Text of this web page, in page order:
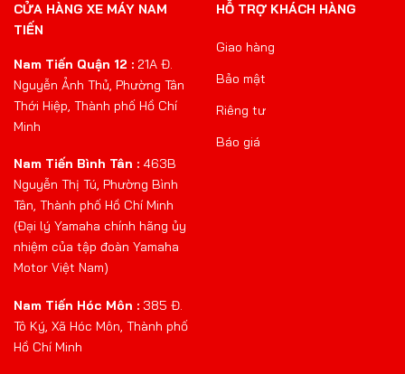
CỬA HÀNG XE MÁY NAM
TIẾN
Nam Tiến Quận 12 : 21A Đ.
Nguyễn Ảnh Thủ, Phường Tân
Thới Hiệp, Thành phố Hồ Chí
Minh
Nam Tiến Bình Tân : 463B
Nguyễn Thị Tú, Phường Bình
Tân, Thành phố Hồ Chí Minh
(Đại lý Yamaha chính hãng ủy
nhiệm của tập đoàn Yamaha
Motor Việt Nam)
Nam Tiến Hóc Môn : 385 Đ.
Tô Ký, Xã Hóc Môn, Thành phố
Hồ Chí Minh
HỖ TRỢ KHÁCH HÀNG
Giao hàng
Bảo mật
Riêng tư
Báo giá